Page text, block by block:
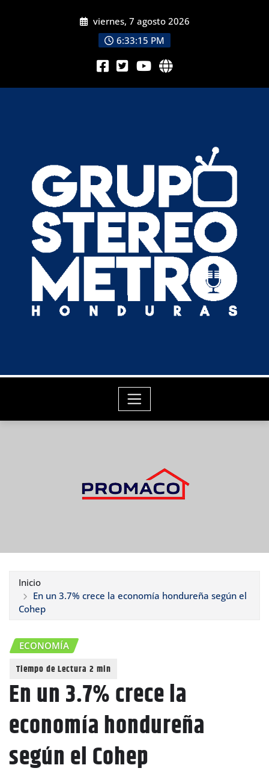
viernes, 7 agosto 2026
6:33:16 PM
Inicio
En un 3.7% crece la economía hondureña según el
Cohep
ECONOMÍA
En un 3.7% crece la
economía hondureña
según el Cohep